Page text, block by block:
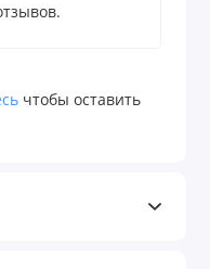
чтобы оставить